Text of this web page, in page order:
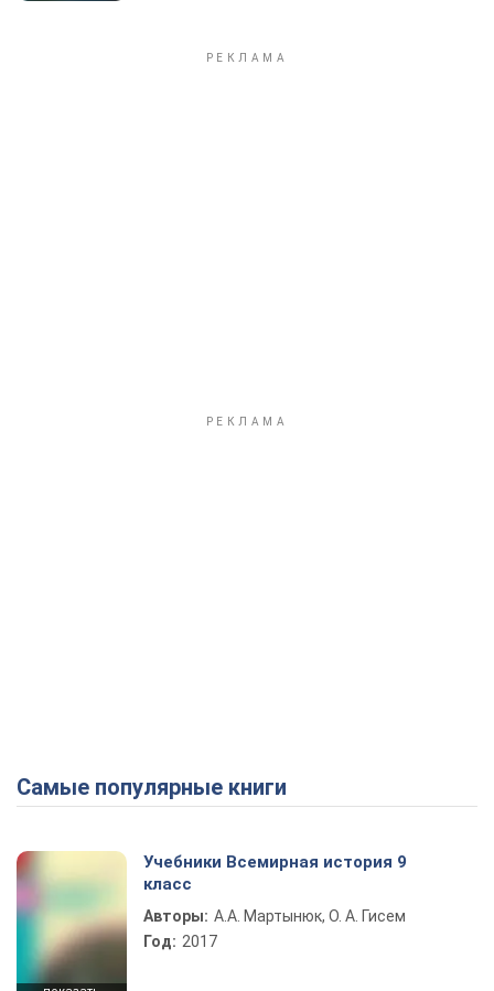
Самые популярные книги
Учебники Всемирная история 9
класс
Авторы: А.А. Мартынюк, О. А. Гисем
Год: 2017